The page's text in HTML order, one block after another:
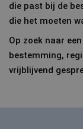
die past bij de
die het moeten
Op zoek naar
bestemming,
vrijblijvend